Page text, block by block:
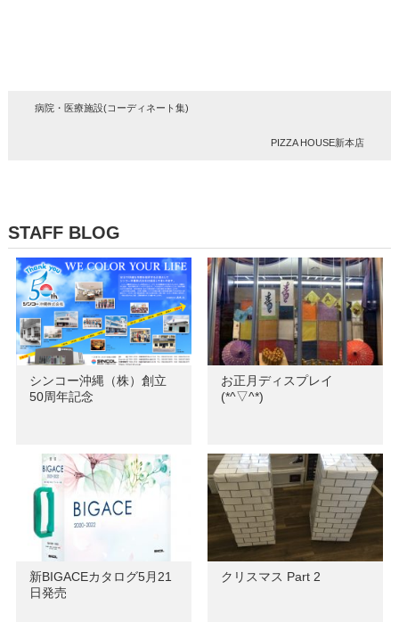
病院・医療施設(コーディネート集)
PIZZA HOUSE新本店
STAFF BLOG
シンコー沖縄（株）創立
50周年記念
お正月ディスプレイ
(*^▽^*)
新BIGACEカタログ5月21
日発売
クリスマス Part 2